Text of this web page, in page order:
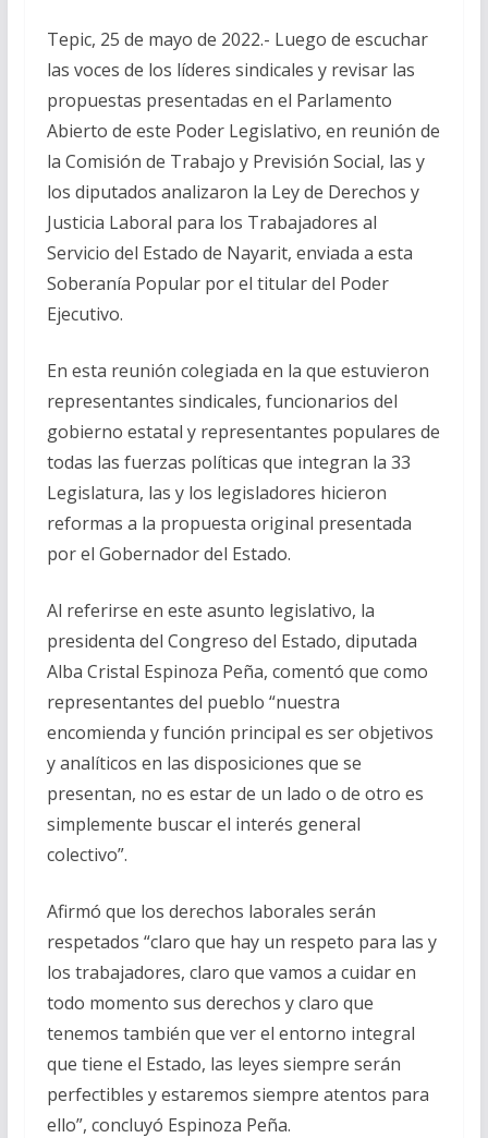
Tepic, 25 de mayo de 2022.- Luego de escuchar
las voces de los líderes sindicales y revisar las
propuestas presentadas en el Parlamento
Abierto de este Poder Legislativo, en reunión de
la Comisión de Trabajo y Previsión Social, las y
los diputados analizaron la Ley de Derechos y
Justicia Laboral para los Trabajadores al
Servicio del Estado de Nayarit, enviada a esta
Soberanía Popular por el titular del Poder
Ejecutivo.
En esta reunión colegiada en la que estuvieron
representantes sindicales, funcionarios del
gobierno estatal y representantes populares de
todas las fuerzas políticas que integran la 33
Legislatura, las y los legisladores hicieron
reformas a la propuesta original presentada
por el Gobernador del Estado.
Al referirse en este asunto legislativo, la
presidenta del Congreso del Estado, diputada
Alba Cristal Espinoza Peña, comentó que como
representantes del pueblo “nuestra
encomienda y función principal es ser objetivos
y analíticos en las disposiciones que se
presentan, no es estar de un lado o de otro es
simplemente buscar el interés general
colectivo”.
Afirmó que los derechos laborales serán
respetados “claro que hay un respeto para las y
los trabajadores, claro que vamos a cuidar en
todo momento sus derechos y claro que
tenemos también que ver el entorno integral
que tiene el Estado, las leyes siempre serán
perfectibles y estaremos siempre atentos para
ello”, concluyó Espinoza Peña.